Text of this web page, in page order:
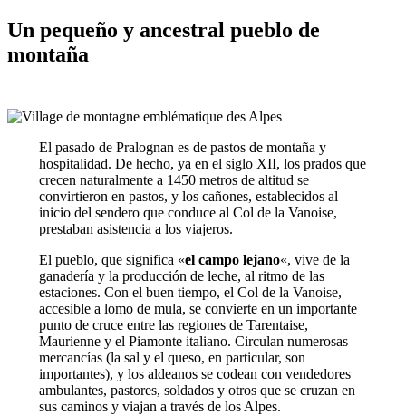
Un pequeño y ancestral pueblo de
montaña
El pasado de Pralognan es de pastos de montaña y
hospitalidad. De hecho, ya en el siglo XII, los prados que
crecen naturalmente a 1450 metros de altitud se
convirtieron en pastos, y los cañones, establecidos al
inicio del sendero que conduce al Col de la Vanoise,
prestaban asistencia a los viajeros.
El pueblo, que significa «el campo lejano«, vive de la
ganadería y la producción de leche, al ritmo de las
estaciones. Con el buen tiempo, el Col de la Vanoise,
accesible a lomo de mula, se convierte en un importante
punto de cruce entre las regiones de Tarentaise,
Maurienne y el Piamonte italiano. Circulan numerosas
mercancías (la sal y el queso, en particular, son
importantes), y los aldeanos se codean con vendedores
ambulantes, pastores, soldados y otros que se cruzan en
sus caminos y viajan a través de los Alpes.